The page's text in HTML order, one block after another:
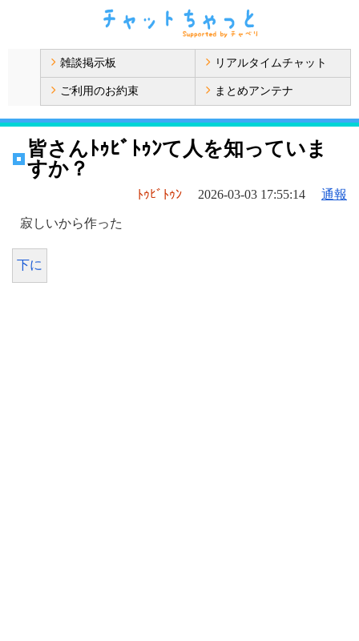
雑談掲示板 リアルタイムチャット
ご利用のお約束 まとめアンテナ
皆さんﾄｩﾋﾞﾄｩﾝて人を知っていま
すか？
ﾄｩﾋﾞﾄｩﾝ 2026-03-03 17:55:14 通報
寂しいから作った
下に